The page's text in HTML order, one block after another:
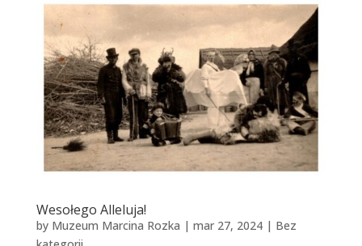
Wesołego Alleluja!
by Muzeum Marcina Rozka | mar 27, 2024| Bez